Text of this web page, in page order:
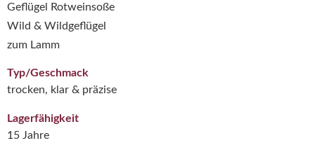
Geflügel Rotweinsoße
Wild & Wildgeflügel
zum Lamm
Typ/Geschmack
trocken, klar & präzise
Lagerfähigkeit
15 Jahre